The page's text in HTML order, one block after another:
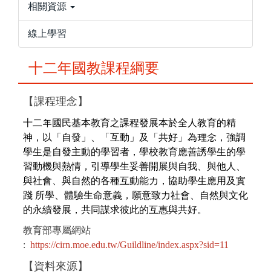
相關資源
線上學習
十二年國教課程綱要
【課程理念】
十二年國民基本教育之課程發展本於全人教育的精
神，以「自發」、「互動」及「共好」為理念，強調
學生是自發主動的學習者，學校教育應善誘學生的學
習動機與熱情，引導學生妥善開展與自我、與他人、
與社會、與自然的各種互動能力，協助學生應用及實
踐 所學、體驗生命意義，願意致力社會、自然與文化
的永續發展，共同謀求彼此的互惠與共好。
教育部專屬網站
: https://cirn.moe.edu.tw/Guildline/index.aspx?sid=11
【 資料來源】